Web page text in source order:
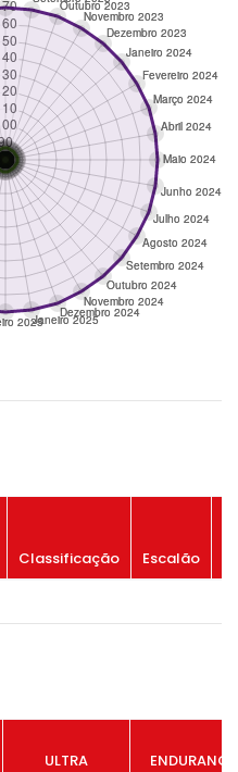
Classificação Escalão
ULTRA ENDURANCE